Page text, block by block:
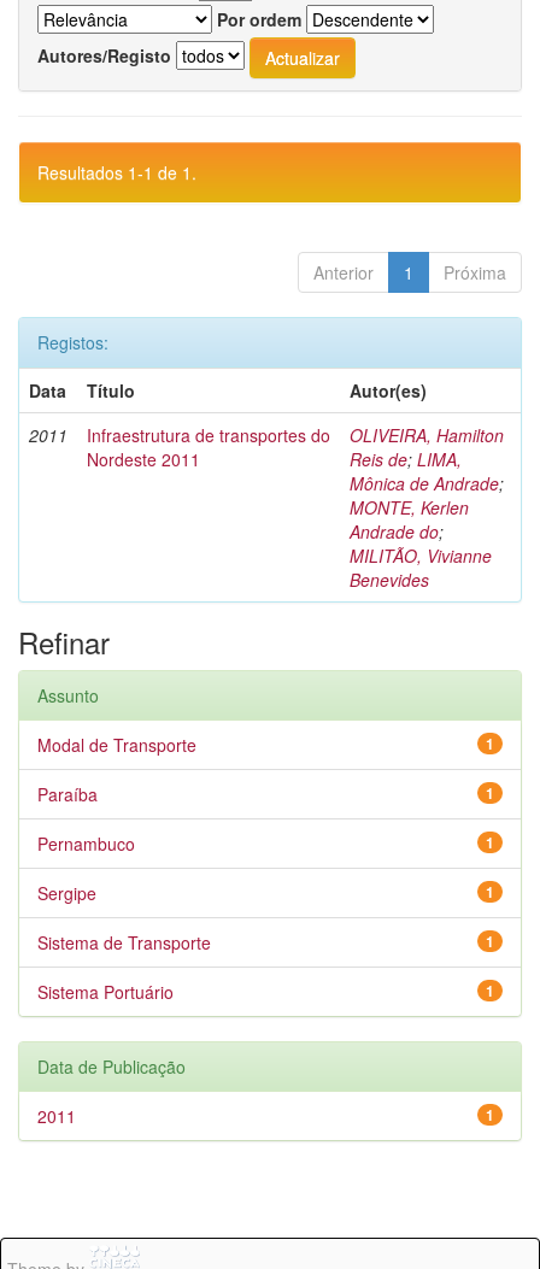
Por ordem
Autores/Registo
Resultados 1-1 de 1.
Anterior 1 Próxima
Registos:
Data
Título
Autor(es)
2011
Infraestrutura de transportes do
Nordeste 2011
OLIVEIRA, Hamilton
Reis de; LIMA,
Mônica de Andrade;
MONTE, Kerlen
Andrade do;
MILITÃO, Vivianne
Benevides
Refinar
Assunto
1
Modal de Transporte
1
Paraíba
1
Pernambuco
1
Sergipe
1
Sistema de Transporte
1
Sistema Portuário
Data de Publicação
1
2011